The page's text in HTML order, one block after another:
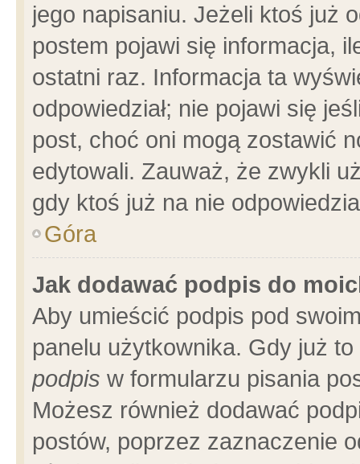
jego napisaniu. Jeżeli ktoś już
postem pojawi się informacja,
ostatni raz. Informacja ta
odpowiedział; nie pojawi się
post, choć oni mogą zostawić
edytowali. Zauważ, że zwykli
gdy ktoś już na nie
Góra
Jak dodawać podpis do
Aby umieścić podpis pod
panelu użytkownika. Gdy już
podpis w formularzu pisania
Możesz również dodawać
postów, poprzez zaznaczenie